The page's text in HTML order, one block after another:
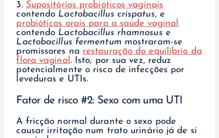
3. Supositórios probióticos vaginais
contendo Lactobacillus crispatus, e
probióticos orais para a saúde vaginal
contendo Lactobacillus rhamnosus e
Lactobacillus fermentum mostraram-se
promissores na restauração do equilíbrio da
flora vaginal. Isto, por sua vez, reduz
potencialmente o risco de infecções por
leveduras e UTIs.
Fator de risco #2: Sexo com uma UTI
A fricção normal durante o sexo pode
causar irritação num trato urinário já de si